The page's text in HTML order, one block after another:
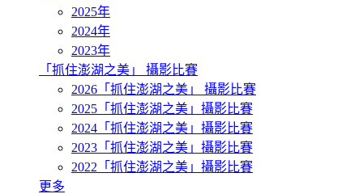
2025年
2024年
2023年
「抓住澎湖之美」 攝影比賽
2026「抓住澎湖之美」 攝影比賽
2025「抓住澎湖之美」攝影比賽
2024「抓住澎湖之美」攝影比賽
2023「抓住澎湖之美」攝影比賽
2022「抓住澎湖之美」攝影比賽
更多